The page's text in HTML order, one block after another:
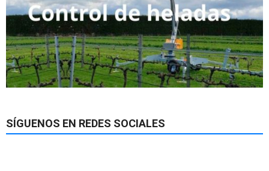
SÍGUENOS EN REDES SOCIALES